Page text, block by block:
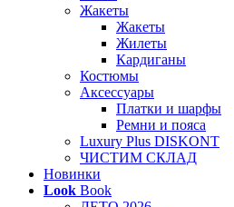
Жакеты
Жакеты
Жилеты
Кардиганы
Костюмы
Аксессуары
Платки и шарфы
Ремни и пояса
Luxury Plus DISKONT
ЧИСТИМ СКЛАД
Новинки
Look Book